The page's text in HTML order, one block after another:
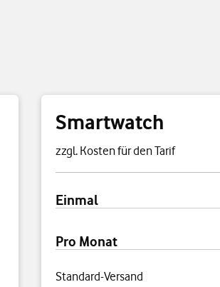
Smartwatch
zzgl. Kosten für den Tarif
Preisübersicht
Einmal
Pro Monat
Standard-Versand